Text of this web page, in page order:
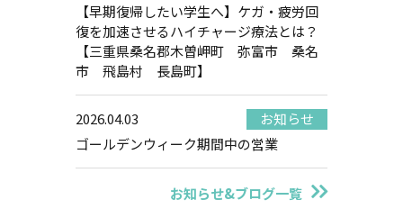
【早期復帰したい学生へ】ケガ・疲労回
復を加速させるハイチャージ療法とは？
【三重県桑名郡木曽岬町 弥富市 桑名
市 飛島村 長島町】
2026.04.03
お知らせ
ゴールデンウィーク期間中の営業
お知らせ&ブログ一覧